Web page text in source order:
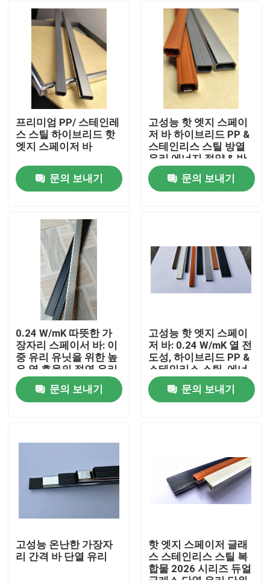
동영상
우리에 대하여
공장 여행
알루미늄 스페이서 바
프리미엄 PP/ 스테인레
스 스틸 하이브리드 핫
엣지 스페이저 바
문의 보내기
고성능 핫 엣지 스페이
저 바 하이브리드 PP &
스테인리스 스틸 방열
유리 에너지 절약 & 반
응축 솔루션
문의 보내기
0.24 W/mK 따뜻한 가
장자리 스페이서 바: 이
중 유리 유닛을 위한 높
은 열 효율의 절연 유리
스페이서 | 에너지 절약
형 창문용 자외선 방지
하이브리드 알루미늄
문의 보내기
고성능 핫 엣지 스페이
저 바: 0.24 W/mK 열 전
도성, 하이브리드 PP &
스테인리스 스틸, 에너
지 절약 & 방열 유리 방
지 응축 솔루션
문의 보내기
고성능 온난한 가장자
리 간격 바 단열 유리
핫 엣지 스페이저 글래
스 스테인리스 스틸 복
합물 2026 시리즈 듀얼
글래스 단열 유리 단위